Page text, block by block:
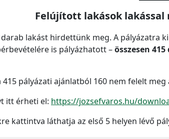
Felújított lakások lakással
lakást hirdettünk meg. A pályázatra
is pályázhatott –összesen
415 pályázati ajánlatból 160 nem felelt
itt érheti el: https://jozsefvaros.hu/
kattintva láthatja az első 5 helyen lévő